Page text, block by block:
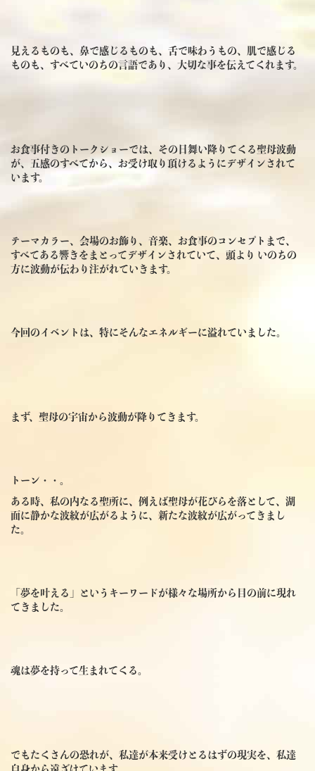
見えるものも、鼻で感じるものも、舌で味わうもの、肌で感じる
ものも、すべていのちの言語であり、大切な事を伝えてくれます。
お食事付きのトークショーでは、その日舞い降りてくる聖母波動
が、五感のすべてから、お受け取り頂けるようにデザインされて
います。
テーマカラー、会場のお飾り、音楽、お食事のコンセプトまで、
すべてある響きをまとってデザインされていて、頭より いのちの
方に波動が伝わり注がれていきます。
今回のイベントは、特にそんなエネルギーに溢れていました。
まず、聖母の宇宙から波動が降りてきます。
トーン・・。
ある時、私の内なる聖所に、例えば聖母が花びらを落として、湖
面に静かな波紋が広がるように、新たな波紋が広がってきまし
た。
「夢を叶える」というキーワードが様々な場所から目の前に現れ
てきました。
魂は夢を持って生まれてくる。
でもたくさんの恐れが、私達が本来受けとるはずの現実を、私達
自身から遠ざけています。